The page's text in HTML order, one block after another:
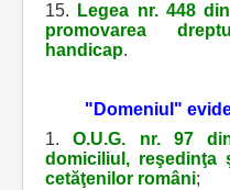
15.
Legea nr. 448
promovarea
handicap.
"Domeniul"
1.O.U.G. nr. 97
domiciliul, reşedinţa
cetăţenilor români;